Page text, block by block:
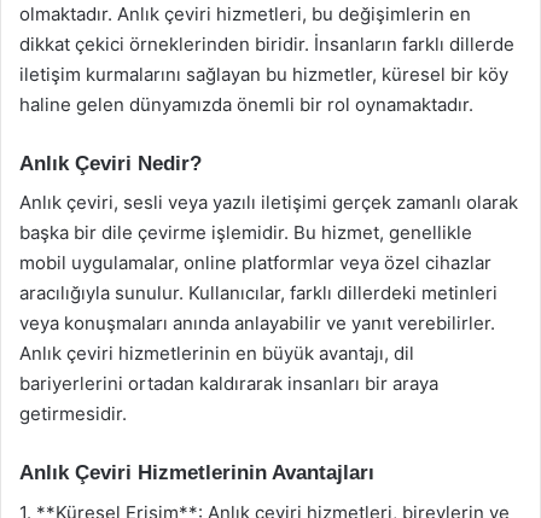
olmaktadır. Anlık çeviri hizmetleri, bu değişimlerin en
dikkat çekici örneklerinden biridir. İnsanların farklı dillerde
iletişim kurmalarını sağlayan bu hizmetler, küresel bir köy
haline gelen dünyamızda önemli bir rol oynamaktadır.
Anlık Çeviri Nedir?
Anlık çeviri, sesli veya yazılı iletişimi gerçek zamanlı olarak
başka bir dile çevirme işlemidir. Bu hizmet, genellikle
mobil uygulamalar, online platformlar veya özel cihazlar
aracılığıyla sunulur. Kullanıcılar, farklı dillerdeki metinleri
veya konuşmaları anında anlayabilir ve yanıt verebilirler.
Anlık çeviri hizmetlerinin en büyük avantajı, dil
bariyerlerini ortadan kaldırarak insanları bir araya
getirmesidir.
Anlık Çeviri Hizmetlerinin Avantajları
1. **Küresel Erişim**: Anlık çeviri hizmetleri, bireylerin ve